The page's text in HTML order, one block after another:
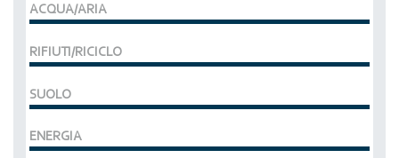
ACQUA/ARIA
RIFIUTI/RICICLO
SUOLO
ENERGIA